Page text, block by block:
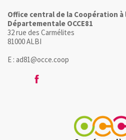
Office central de la Coopération à
Départementale OCCE81
32 rue des Carmélites
81000 ALBI
E : ad81@occe.coop